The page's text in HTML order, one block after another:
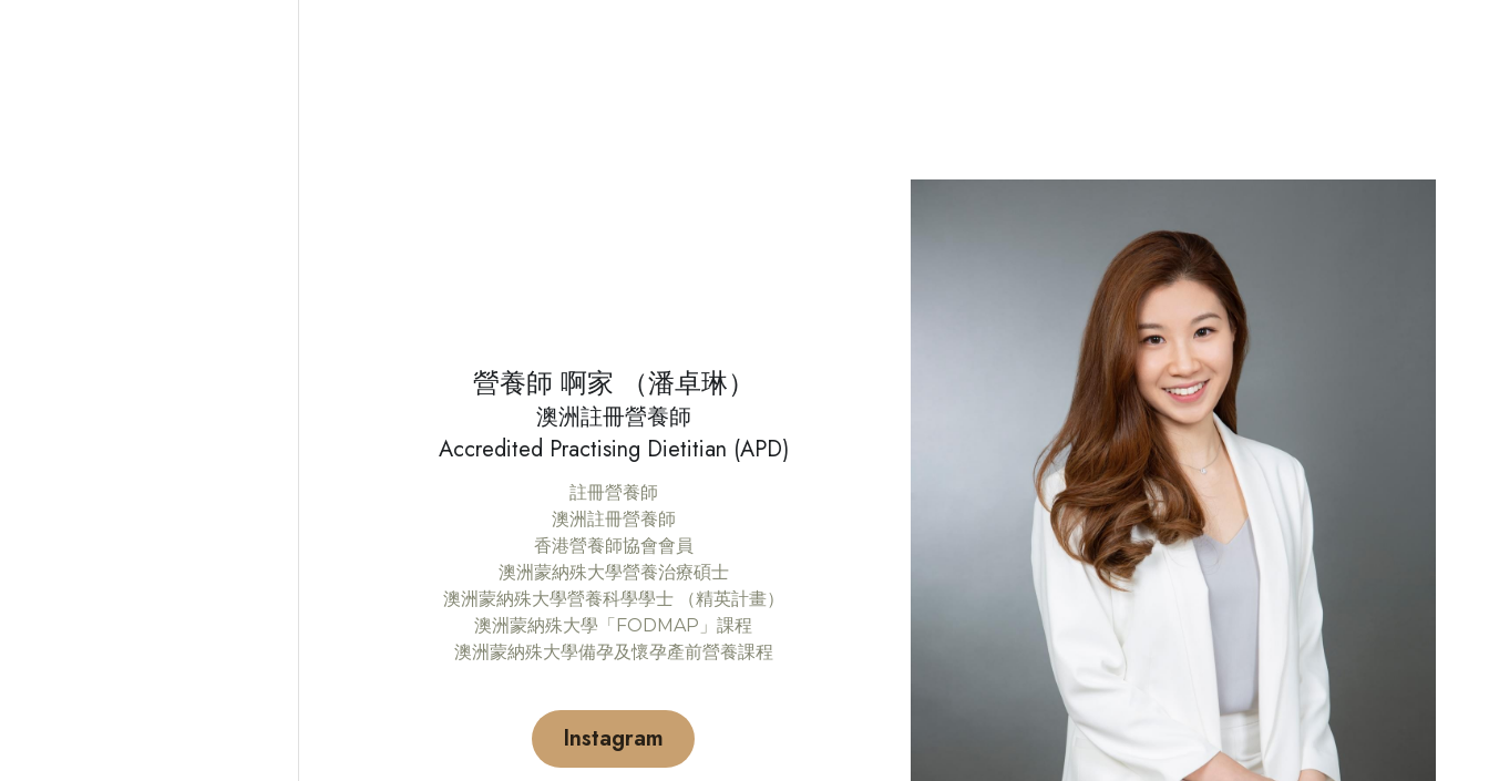
營養師 啊家 （潘卓琳）
澳洲註冊營養師
Accredited Practising Dietitian (APD)
註冊營養師
澳洲註冊營養師
香港營養師協會會員
澳洲蒙納殊大學營養治療碩士
澳洲蒙納殊大學營養科學學士 （精英計畫）
澳洲蒙納殊大學「FODMAP」課程
澳洲蒙納殊大學備孕及懷孕產前營養課程
Instagram